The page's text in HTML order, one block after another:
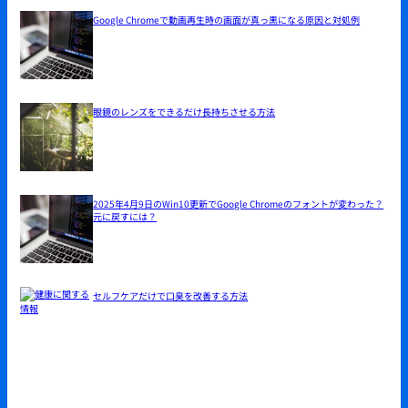
Google Chromeで動画再生時の画面が真っ黒になる原因と対処例
眼鏡のレンズをできるだけ長持ちさせる方法
2025年4月9日のWin10更新でGoogle Chromeのフォントが変わった？
元に戻すには？
セルフケアだけで口臭を改善する方法